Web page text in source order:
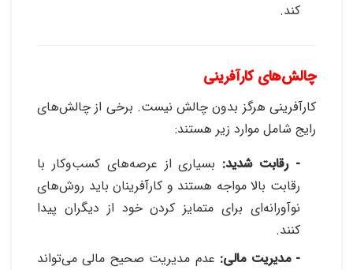
کند.
چالش‌های کارآفرینی
کارآفرینی هرگز بدون چالش نیست. برخی از چالش‌های
رایج شامل موارد زیر هستند:
- رقابت شدید: بسیاری از عرصه‌های کسب‌وکار با
رقابت بالا مواجه هستند و کارآفرینان باید روش‌های
نوآورانه‌ای برای متمایز کردن خود از دیگران پیدا
کنند.
- مدیریت مالی: عدم مدیریت صحیح مالی می‌تواند